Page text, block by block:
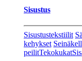
Sisustus
Sisustustekstiilit
kehykset
peilitTekokukat